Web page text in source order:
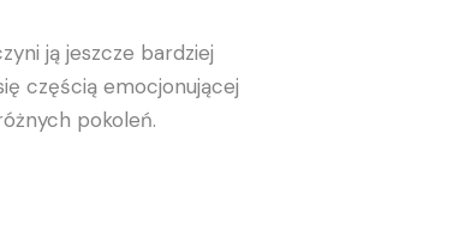
ją jeszcze bardziej
częścią emocjonującej
pokoleń.